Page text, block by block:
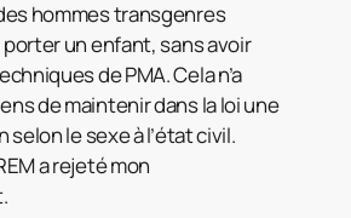
hommes transgenres
un enfant, sans avoir
de PMA. Cela n’a
de maintenir dans la loi une
le sexe à l’état civil.
a rejeté mon